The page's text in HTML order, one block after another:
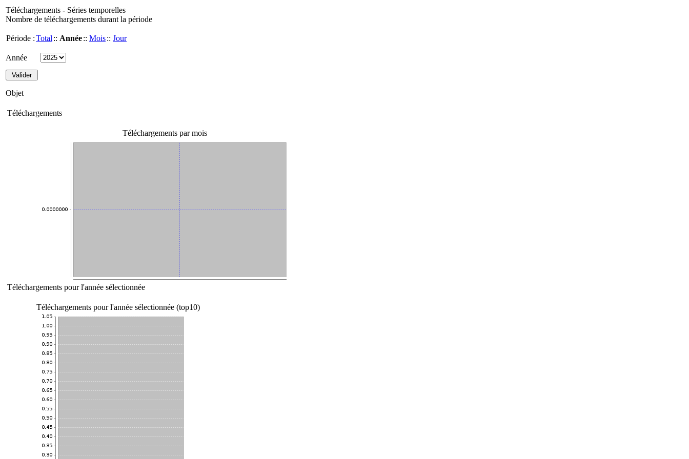
Téléchargements - Séries temporelles
Nombre de téléchargements durant la période
Période :Total :: Année:: Mois:: Jour
Année
Objet
Téléchargements
Téléchargements par mois
Téléchargements pour l'année sélectionnée
Téléchargements pour l'année sélectionnée (top10)